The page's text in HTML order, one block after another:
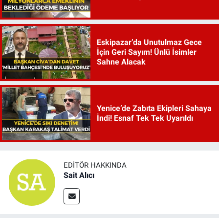
Eskipazar’da Unutulmaz Gece
İçin Geri Sayım! Ünlü İsimler
Sahne Alacak
Yenice’de Zabıta Ekipleri Sahaya
İndi! Esnaf Tek Tek Uyarıldı
EDITÖR HAKKINDA
Sait Alıcı